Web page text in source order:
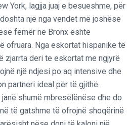
York, lagjja juaj e besueshme, për
një nga vendet më joshëse
femër në Bronx është
ofruara. Nga eskortat hispanike të
zjarrta deri te eskortat me ngjyrë
një ndjesi po aq intensive dhe
partneri ideal për të gjithë.
shumë mbresëlënëse dhe do
të gatshme të ofrojnë shoqërinë